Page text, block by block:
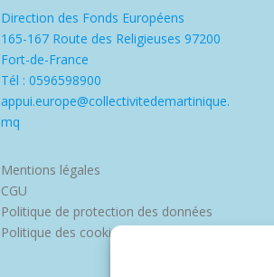
Direction des Fonds Européens
165-167 Route des Religieuses 97200
Fort-de-France
Tél : 0596598900
appui.europe@collectivitedemartinique.
mq
Mentions légales
CGU
Politique de protection des données
Politique des cookies